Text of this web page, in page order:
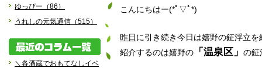
ゆっぴー（86）
うれしの元気通信（515）
＼各酒蔵でおもてなしイベ
こんにちはー(*ﾟ▽ﾟ*)
昨日 に引き続き今日は嬉野の鉦浮立
紹介するのは嬉野の
「温泉区」 の鉦